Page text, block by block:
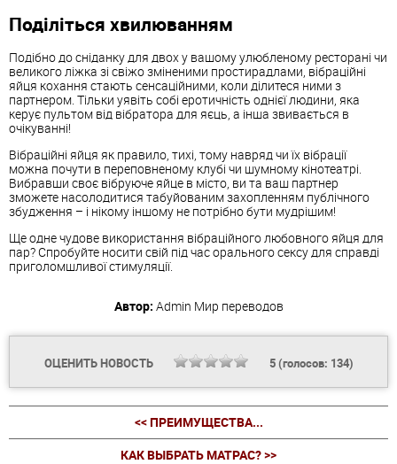
Поділіться хвилюванням
Подібно до сніданку для двох у вашому улюбленому ресторані чи
великого ліжка зі свіжо зміненими простирадлами, вібраційні
яйця кохання стають сенсаційними, коли ділитеся ними з
партнером. Тільки уявіть собі еротичність однієї людини, яка
керує пультом від вібратора для яєць, а інша звивається в
очікуванні!
Вібраційні яйця як правило, тихі, тому навряд чи їх вібрації
можна почути в переповненому клубі чи шумному кінотеатрі.
Вибравши своє вібруюче яйце в місто, ви та ваш партнер
зможете насолодитися табуйованим захопленням публічного
збудження – і нікому іншому не потрібно бути мудрішим!
Ще одне чудове використання вібраційного любовного яйця для
пар? Спробуйте носити свій під час орального сексу для справді
приголомшливої стимуляції.
Автор: Admin Мир переводов
ОЦЕНИТЬ НОВОСТЬ 5(голосов: 134)
<< ПРЕИМУЩЕСТВА...
КАК ВЫБРАТЬ МАТРАС? >>